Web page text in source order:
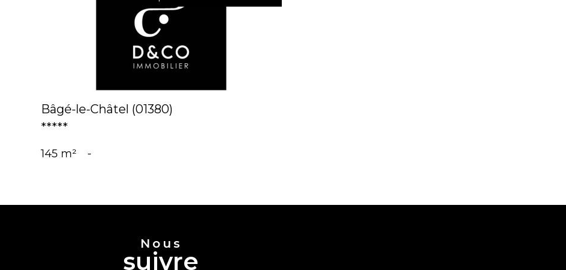
voir le bien
Bâgé-le-Châtel (01380)
*****
145 m² -
Nous
suivre